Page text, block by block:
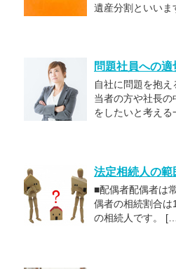
遺産分割といい
問題社員への適
自社に問題を抱
当者の方や社長
をしたいと考え
法定相続人の範
■配偶者配偶者は
偶者の相続割合は
の相続人です。